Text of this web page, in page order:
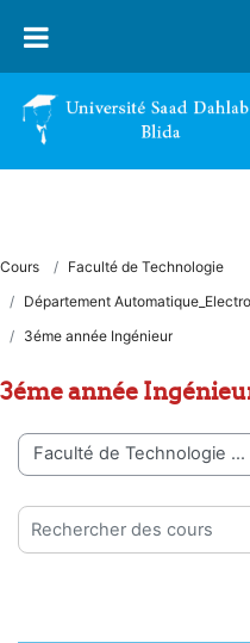
Cours
Faculté de Technologie
Département
3éme année Ingénieur
3éme année
Catégories de cours
Rechercher des cours